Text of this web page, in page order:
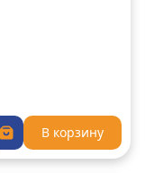
В корзину